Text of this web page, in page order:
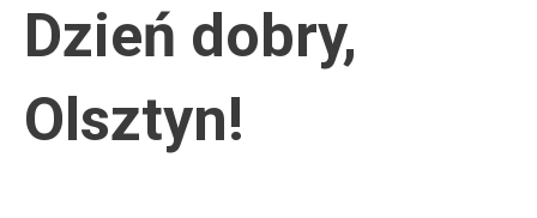
Dzień dobry,
Olsztyn!